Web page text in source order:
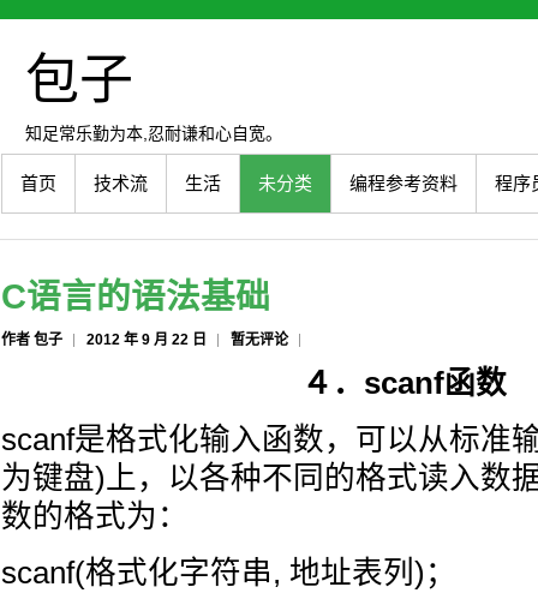
包子
知足常乐勤为本,忍耐谦和心自宽。
首页 技术流 生活 未分类 编程参考资料 程序
C语言的语法基础
作者 包子 2012 年 9 月 22 日 暂无评论
４．scanf函数
scanf是格式化输入函数，可以从标准
为键盘)上，以各种不同的格式读入数
数的格式为：
scanf(格式化字符串, 地址表列)；